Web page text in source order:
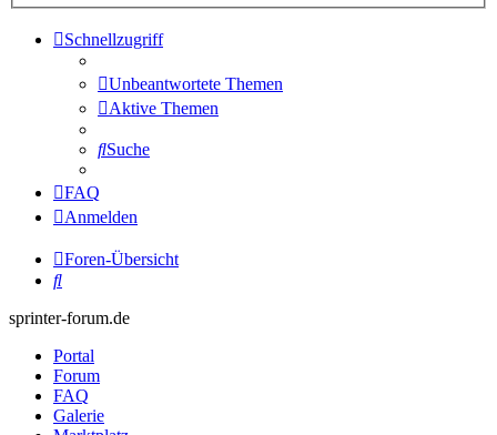
Schnellzugriff
Unbeantwortete Themen
Aktive Themen
Suche
FAQ
Anmelden
Foren-Übersicht
Suche
sprinter-forum.de
Portal
Forum
FAQ
Galerie